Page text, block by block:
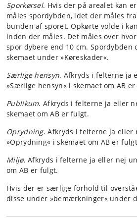
Sporkørsel. Hvis der på arealet kan
måles spordybden, idet der måles
bunden af sporet. Opkørte volde i
inden der måles. Det måles over
spor dybere end 10 cm. Spordybden
skemaet under »Køreskader«.
Særlige hensyn. Afkryds i felterne ja
»Særlige hensyn« i skemaet om AB
Publikum. Afkryds i felterne ja eller
skemaet om AB er fulgt.
Oprydning. Afkryds i felterne ja eller
»Oprydning« i skemaet om AB er
Miljø. Afkryds i felterne ja eller nej
om AB er fulgt.
Hvis der er særlige forhold til
disse under »bemærkninger« under